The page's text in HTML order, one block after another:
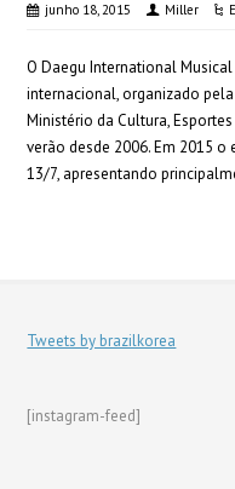
junho 18, 2015 Miller
O Daegu International
internacional, organizado
Ministério da Cultura,
verão desde 2006. Em 2015
13/7, apresentando
Tweets by brazilkorea
[instagram-feed]